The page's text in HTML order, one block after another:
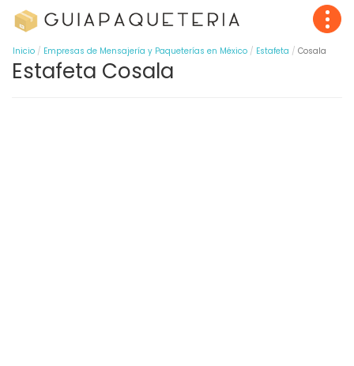
Inicio Empresas de Mensajería y Paqueterías en México Estafeta Cosala
Estafeta Cosala